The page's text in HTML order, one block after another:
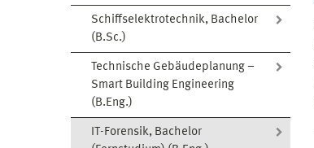
Schiffselektrotechnik, Bachelor
(B.Sc.)
Technische Gebäudeplanung –
Smart Building Engineering
(B.Eng.)
IT-Forensik, Bachelor